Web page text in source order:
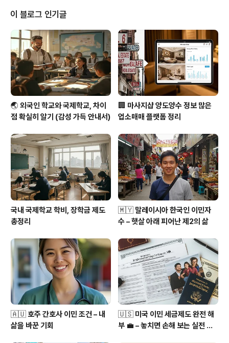
관이 중요한 이유 공부 습관을 형성하는 4단계 효과적인
학습 습관을 위한 실천 방법 시간 관리와 집중력 유지 공부
습관을 방해하는 요소 극복하기 추천 학습 도구와 어플 학
습 습관이 중요한 이유공부를 잘하는 학생들의 공통점은
꾸준한 학습 습관을 가지고 ..
이 블로그 인기글
🌏 외국인 학교와 국제학교, 차이
점 확실히 알기 (감성 가득 안내서)
🏢 마사지샵 양도양수 정보 많은
업소매매 플랫폼 정리
국내 국제학교 학비, 장학금 제도
총정리
🇲🇾 말레이시아 한국인 이민자
수 – 햇살 아래 피어난 제2의 삶
🇦🇺 호주 간호사 이민 조건 – 내
삶을 바꾼 기회
🇺🇸 미국 이민 세금제도 완전 해
부 💼 – 놓치면 손해 보는 실전 가